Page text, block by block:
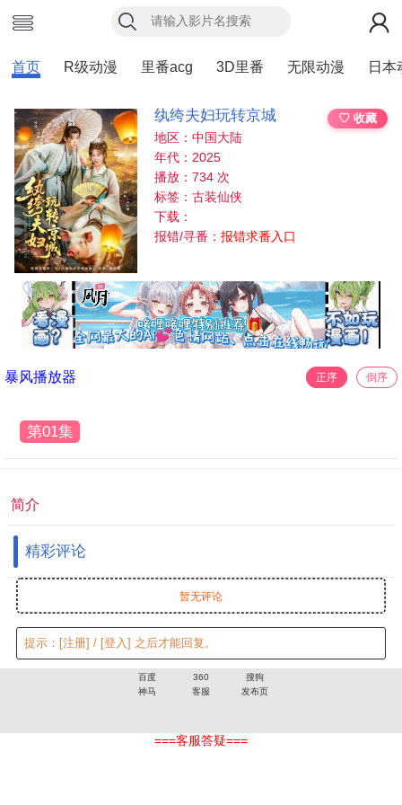
首页 R级动漫 里番acg 3D里番 无限动漫 日本
纨绔夫妇玩转京城
♡ 收藏
地区：中国大陆
年代：2025
播放：734 次
标签：古装仙侠
下载：
报错/寻番：报错求番入口
暴风播放器 正序 倒序
第01集
简介
精彩评论
暂无评论
提示： [注册] / [登入] 之后才能回复。
百度 360
搜狗
神马
客服 发布页
===客服答疑===